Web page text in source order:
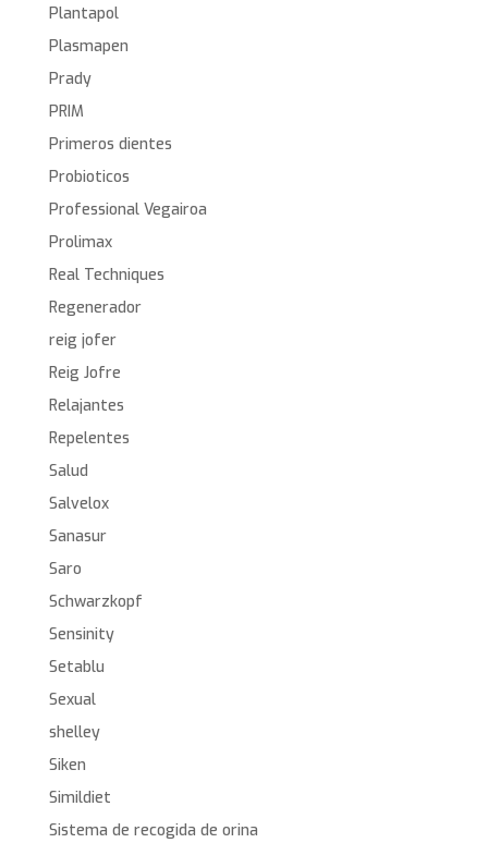
Plantapol
Plasmapen
Prady
PRIM
Primeros dientes
Probioticos
Professional Vegairoa
Prolimax
Real Techniques
Regenerador
reig jofer
Reig Jofre
Relajantes
Repelentes
Salud
Salvelox
Sanasur
Saro
Schwarzkopf
Sensinity
Setablu
Sexual
shelley
Siken
Simildiet
Sistema de recogida de orina